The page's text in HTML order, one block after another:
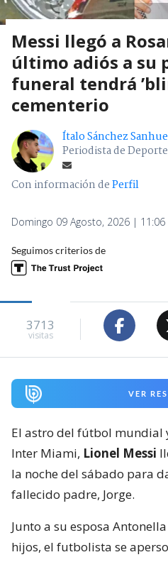
Messi llegó a
último adiós a su
funeral tendrá
cementerio
Ítalo Sánchez
Periodista de
Con información dePerfil
Domingo 09 Agosto, 2026 | 11:06
Seguimos criterios de
3713
visitas
VER
El astro del fútbol mundial
Inter Miami, Lionel Messi
la noche del sábado para
fallecido padre, Jorge.
Junto a su esposa
hijos, el futbolista se